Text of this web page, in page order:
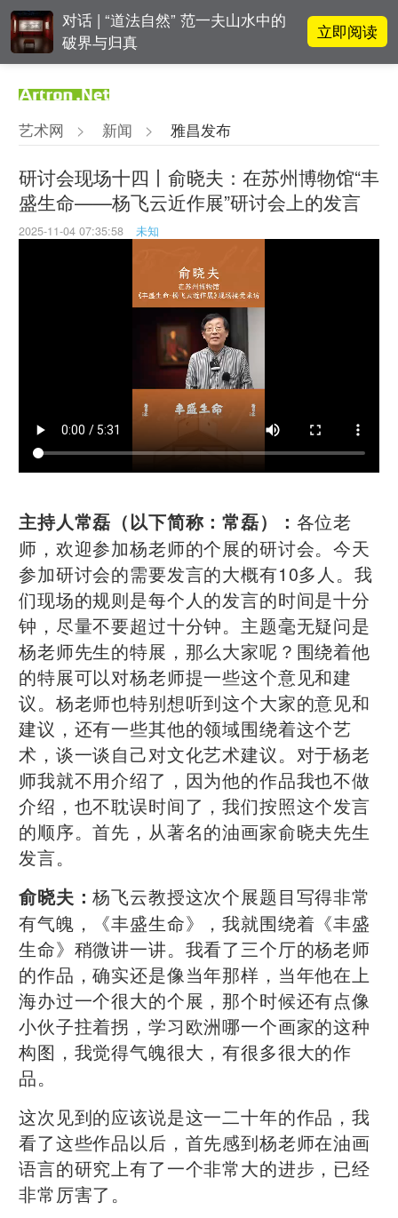
对话 | “道法自然” 范一夫山水中的
破界与归真
立即阅读
值
阿拉里奥画廊上海转型：为何要成
为策展式艺术商业综合体？
吕晓：北京画院两个中心十年 跨学
科带来齐白石研究新突破
艺术网 > 新闻 > 雅昌发布
研讨会现场十四丨俞晓夫：在苏州博物馆“丰
盛生命——杨飞云近作展”研讨会上的发言
2025-11-04 07:35:58 未知
主持人常磊（以下简称：常磊）： 各位老
师，欢迎参加杨老师的个展的研讨会。今天
参加研讨会的需要发言的大概有10多人。我
们现场的规则是每个人的发言的时间是十分
钟，尽量不要超过十分钟。主题毫无疑问是
杨老师先生的特展，那么大家呢？围绕着他
的特展可以对杨老师提一些这个意见和建
议。杨老师也特别想听到这个大家的意见和
建议，还有一些其他的领域围绕着这个艺
术，谈一谈自己对文化艺术建议。对于杨老
师我就不用介绍了，因为他的作品我也不做
介绍，也不耽误时间了，我们按照这个发言
的顺序。首先，从著名的油画家俞晓夫先生
发言。
俞晓夫：杨飞云教授这次个展题目写得非常
有气魄，《丰盛生命》，我就围绕着《丰盛
生命》稍微讲一讲。我看了三个厅的杨老师
的作品，确实还是像当年那样，当年他在上
海办过一个很大的个展，那个时候还有点像
小伙子拄着拐，学习欧洲哪一个画家的这种
构图，我觉得气魄很大，有很多很大的作
品。
这次见到的应该说是这一二十年的作品，我
看了这些作品以后，首先感到杨老师在油画
语言的研究上有了一个非常大的进步，已经
非常厉害了。